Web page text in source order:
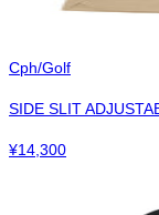
Cph/Golf
SIDE SLIT
¥14,300